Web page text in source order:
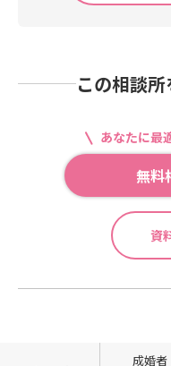
この相談
あなたに最
無料
資
成婚者